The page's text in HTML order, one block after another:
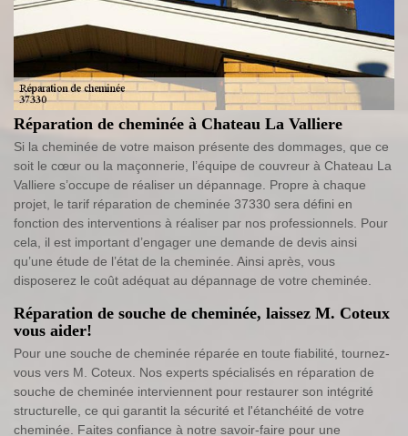
Réparation de cheminée à Chateau La Valliere
Si la cheminée de votre maison présente des dommages, que ce
soit le cœur ou la maçonnerie, l’équipe de couvreur à Chateau La
Valliere s’occupe de réaliser un dépannage. Propre à chaque
projet, le tarif réparation de cheminée 37330 sera défini en
fonction des interventions à réaliser par nos professionnels. Pour
cela, il est important d’engager une demande de devis ainsi
qu’une étude de l’état de la cheminée. Ainsi après, vous
disposerez le coût adéquat au dépannage de votre cheminée.
Réparation de souche de cheminée, laissez M. Coteux
vous aider!
Pour une souche de cheminée réparée en toute fiabilité, tournez-
vous vers M. Coteux. Nos experts spécialisés en réparation de
souche de cheminée interviennent pour restaurer son intégrité
structurelle, ce qui garantit la sécurité et l'étanchéité de votre
cheminée. Faites confiance à notre savoir-faire pour une